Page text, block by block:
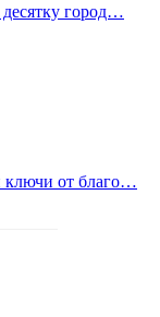
город…
ключи от благо…